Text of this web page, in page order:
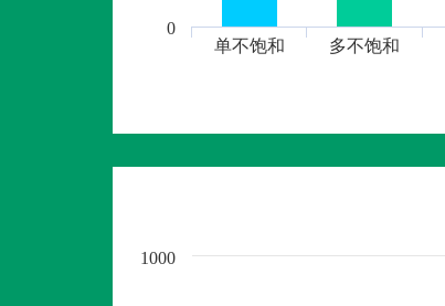
单不饱和 多不饱和
0
1000